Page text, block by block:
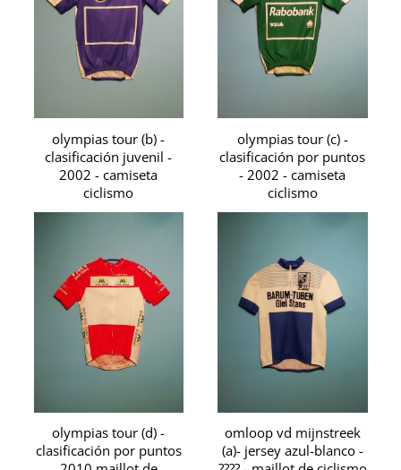
olympias tour (b) -
clasificación juvenil -
2002 - camiseta
ciclismo
olympias tour (c) -
clasificación por puntos
- 2002 - camiseta
ciclismo
olympias tour (d) -
clasificación por puntos
omloop vd mijnstreek
(a)- jersey azul-blanco -